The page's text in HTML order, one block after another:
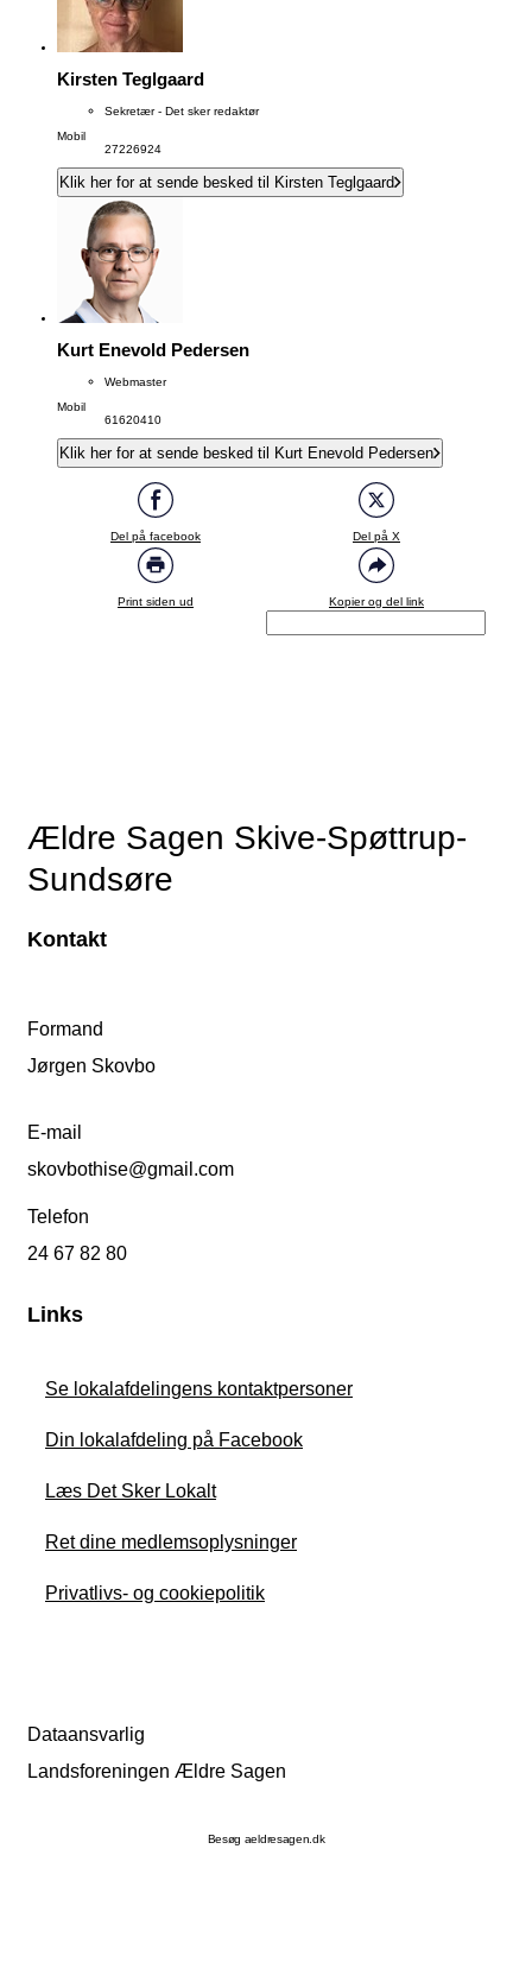
Kirsten Teglgaard
Sekretær - Det sker redaktør
Mobil
27226924
Klik her for at sende besked til Kirsten Teglgaard
Kurt Enevold Pedersen
Webmaster
Mobil
61620410
Klik her for at sende besked til Kurt Enevold Pedersen
Del på facebook Del på X
Print siden ud Kopier og del link
Ældre Sagen Skive-Spøttrup-
Sundsøre
Kontakt
Formand
Jørgen Skovbo
E-mail
skovbothise@gmail.com
Telefon
24 67 82 80
Links
Se lokalafdelingens kontaktpersoner
Din lokalafdeling på Facebook
Læs Det Sker Lokalt
Ret dine medlemsoplysninger
Privatlivs- og cookiepolitik
Dataansvarlig
Landsforeningen Ældre Sagen
Besøg aeldresagen.dk